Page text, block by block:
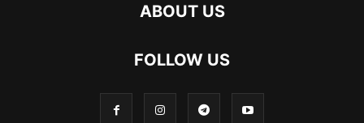
ABOUT US
FOLLOW US